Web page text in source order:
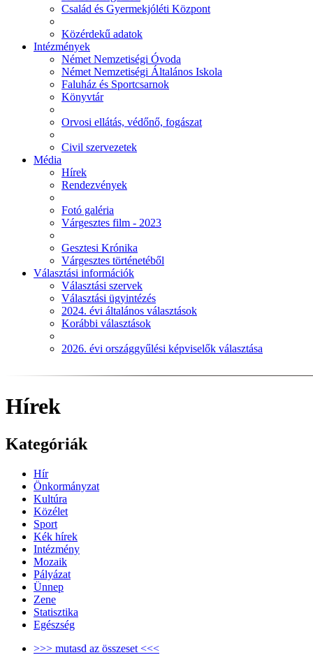
Család és Gyermekjóléti Központ
Közérdekű adatok
Intézmények
Német Nemzetiségi Óvoda
Német Nemzetiségi Általános Iskola
Faluház és Sportcsarnok
Könyvtár
Orvosi ellátás, védőnő, fogászat
Civil szervezetek
Média
Hírek
Rendezvények
Fotó galéria
Várgesztes film - 2023
Gesztesi Krónika
Várgesztes történetéből
Választási információk
Választási szervek
Választási ügyintézés
2024. évi általános választások
Korábbi választások
2026. évi országgyűlési képviselők választása
Hírek
Kategóriák
Hír
Önkormányzat
Kultúra
Közélet
Sport
Kék hírek
Intézmény
Mozaik
Pályázat
Ünnep
Zene
Statisztika
Egészség
>>> mutasd az összeset <<<